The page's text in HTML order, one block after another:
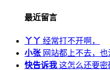
最近留言
丫丫 经常打不开啊，
小张 网站都上不去，
快告诉我 这怎么还要